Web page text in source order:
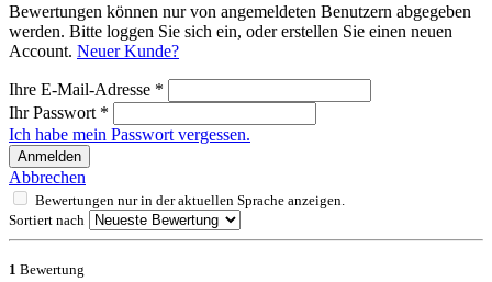
Bewertungen können nur von angemeldeten Benutzern abgegeben
werden. Bitte loggen Sie sich ein, oder erstellen Sie einen neuen
Account. Neuer Kunde?
Ihre E-Mail-Adresse *
Ihr Passwort *
Ich habe mein Passwort vergessen.
Anmelden
Abbrechen
Bewertungen nur in der aktuellen Sprache anzeigen.
Sortiert nach
1 Bewertung